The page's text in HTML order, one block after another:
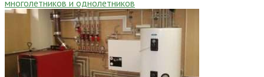
многолетников и однолетников